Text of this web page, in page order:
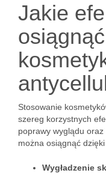
Jakie
Stosowanie
szereg korzystnych
poprawy wyglądu oraz
można osiągnąć
Wygładzenie